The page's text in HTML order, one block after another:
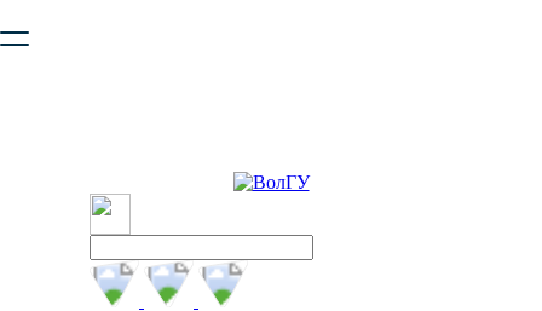
безопасную работу с сайтом. Пожалуйста